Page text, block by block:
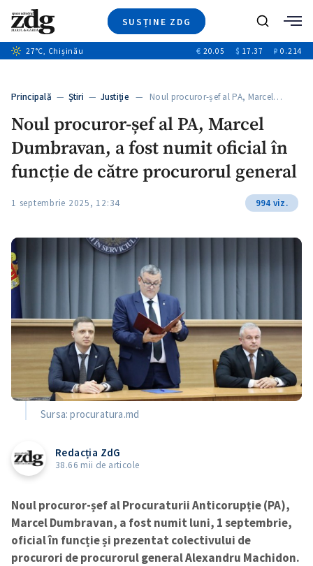
SUSȚINE ZDG
Ştiri
+8
Video
Special
Blog
ZdGust
Caută
27°C, Chișinău € 20.05 $ 17.37 ₽ 0.214
Principală — Ştiri — Justiție— Noul procuror-șef al PA, Marcel…
Noul procuror-șef al PA, Marcel
Dumbravan, a fost numit oficial în
funcție de către procurorul general
1 septembrie 2025, 12:34 994 viz.
Sursa: procuratura.md
Redacția ZdG
38.66 mii de articole
Noul procuror-șef al Procuraturii Anticorupție (PA),
Marcel Dumbravan, a fost numit luni, 1 septembrie,
oficial în funcție și prezentat colectivului de
procurori de procurorul general Alexandru Machidon.